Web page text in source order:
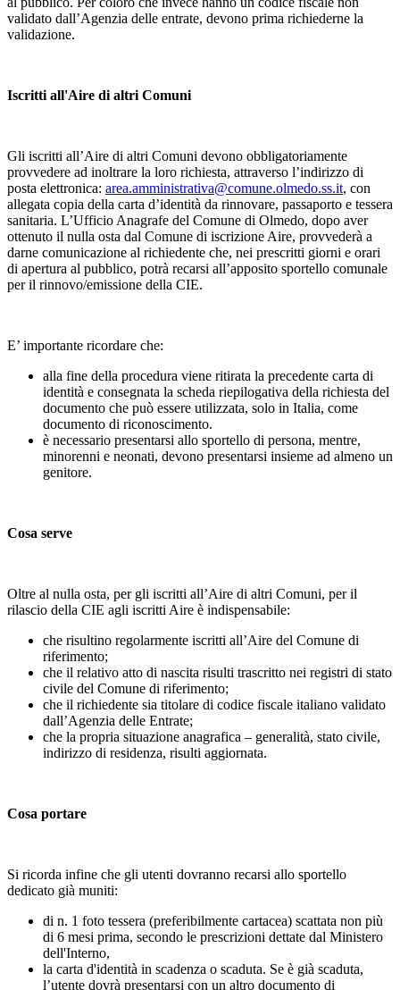
validato dall’Agenzia delle entrate, devono prima richiederne la
validazione.
Iscritti all'Aire di altri Comuni
Gli iscritti all’Aire di altri Comuni devono obbligatoriamente
provvedere ad inoltrare la loro richiesta, attraverso l’indirizzo di
posta elettronica: area.amministrativa@comune.olmedo.ss.it, con
allegata copia della carta d’identità da rinnovare, passaporto e tessera
sanitaria. L’Ufficio Anagrafe del Comune di Olmedo, dopo aver
ottenuto il nulla osta dal Comune di iscrizione Aire, provvederà a
darne comunicazione al richiedente che, nei prescritti giorni e orari
di apertura al pubblico, potrà recarsi all’apposito sportello comunale
per il rinnovo/emissione della CIE.
E’ importante ricordare che:
alla fine della procedura viene ritirata la precedente carta di
identità e consegnata la scheda riepilogativa della richiesta del
documento che può essere utilizzata, solo in Italia, come
documento di riconoscimento.
è necessario presentarsi allo sportello di persona, mentre,
minorenni e neonati, devono presentarsi insieme ad almeno un
genitore.
Cosa serve
Oltre al nulla osta, per gli iscritti all’Aire di altri Comuni, per il
rilascio della CIE agli iscritti Aire è indispensabile:
che risultino regolarmente iscritti all’Aire del Comune di
riferimento;
che il relativo atto di nascita risulti trascritto nei registri di stato
civile del Comune di riferimento;
che il richiedente sia titolare di codice fiscale italiano validato
dall’Agenzia delle Entrate;
che la propria situazione anagrafica – generalità, stato civile,
indirizzo di residenza, risulti aggiornata.
Cosa portare
Si ricorda infine che gli utenti dovranno recarsi allo sportello
dedicato già muniti:
di n. 1 foto tessera (preferibilmente cartacea) scattata non più
di 6 mesi prima, secondo le prescrizioni dettate dal Ministero
dell'Interno,
la carta d'identità in scadenza o scaduta. Se è già scaduta,
l’utente dovrà presentarsi con un altro documento di